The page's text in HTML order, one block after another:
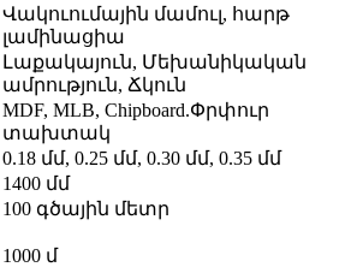
Վակուումային մամուլ, հարթ
լամինացիա
Լաքակայուն, Մեխանիկական
ամրություն, Ճկուն
MDF, MLB, Chipboard.Փրփուր
տախտակ
0.18 մմ, 0.25 մմ, 0.30 մմ, 0.35 մմ
1400 մմ
100 գծային մետր
1000 մ